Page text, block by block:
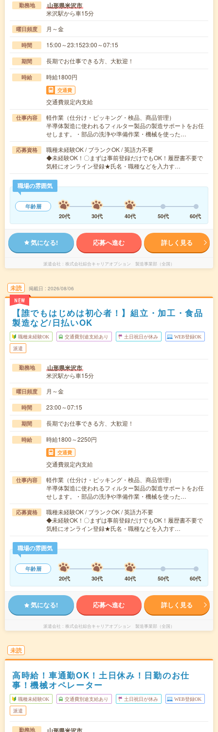
勤務地 山形県米沢市
米沢駅から車15分
曜日頻度 月～金
時間 15:00～23:1523:00～07:15
期間 長期でお仕事できる方、大歓迎！
時給 時給1800円
交通費
交通費規定内支給
仕事内容
軽作業（仕分け・ピッキング・検品、商品管理）
半導体製造に使われるフィルター製品の製造サポートをお任
せします。・部品の洗浄や準備作業・機械を使った…
応募資格
職種未経験OK / ブランクOK / 英語力不要
◆未経験OK！〇まずは事前登録だけでもOK！履歴書不要で
気軽にオンライン登録★氏名・職種などを入力す…
職場の雰囲気
年齢層
20代
30代 40代 50代 60代
気になる! 応募へ進む 詳しく見る
派遣会社 株式会社綜合キャリアオプション 製造事業部（全国）
未読
NEW
掲載日 2026/08/06
【誰でもはじめは初心者！】組立・加工・食品
製造など/日払いOK
職種未経験OK 交通費別途支給あり 土日祝日が休み WEB登録OK
派遣
勤務地 山形県米沢市
米沢駅から車15分
曜日頻度 月～金
時間 23:00～07:15
期間 長期でお仕事できる方、大歓迎！
時給 時給1800～2250円
交通費
交通費規定内支給
仕事内容
軽作業（仕分け・ピッキング・検品、商品管理）
半導体製造に使われるフィルター製品の製造サポートをお任
せします。・部品の洗浄や準備作業・機械を使った…
応募資格
職種未経験OK / ブランクOK / 英語力不要
◆未経験OK！〇まずは事前登録だけでもOK！履歴書不要で
気軽にオンライン登録★氏名・職種などを入力す…
職場の雰囲気
年齢層
20代
30代 40代 50代 60代
気になる! 応募へ進む 詳しく見る
派遣会社 株式会社綜合キャリアオプション 製造事業部（全国）
未読
高時給！車通勤OK！土日休み！日勤のお仕
事！機械オペレーター
職種未経験OK 交通費別途支給あり 土日祝日が休み WEB登録OK
派遣
勤務地